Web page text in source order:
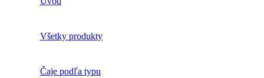
Všetky produkty
Čaje podľa typu